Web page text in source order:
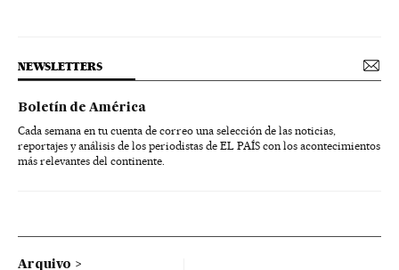
NEWSLETTERS
Boletín de América
Cada semana en tu cuenta de correo una selección de las noticias,
reportajes y análisis de los periodistas de EL PAÍS con los acontecimientos
más relevantes del continente.
Arquivo